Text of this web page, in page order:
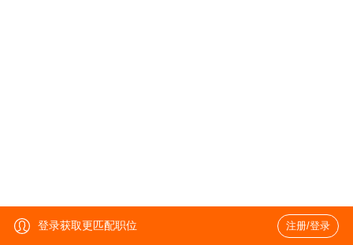
登录获取更匹配职位 注册/登录